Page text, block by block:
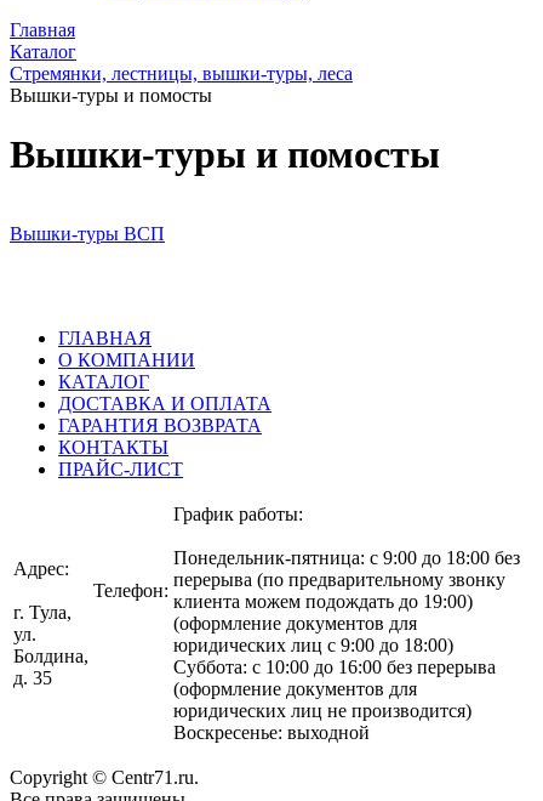
Главная
Каталог
Стремянки, лестницы, вышки-туры, леса
Вышки-туры и помосты
Вышки-туры и помосты
Вышки-туры ВСП
ГЛАВНАЯ
О КОМПАНИИ
КАТАЛОГ
ДОСТАВКА И ОПЛАТА
ГАРАНТИЯ ВОЗВРАТА
КОНТАКТЫ
ПРАЙС-ЛИСТ
Адрес:
г. Тула,
ул.
Болдина,
д. 35
Телефон:
График работы:
Понедельник-пятница: с 9:00 до 18:00 без
перерыва (по предварительному звонку
клиента можем подождать до 19:00)
(оформление документов для
юридических лиц с 9:00 до 18:00)
Суббота: с 10:00 до 16:00 без перерыва
(оформление документов для
юридических лиц не производится)
Воскресенье: выходной
Copyright © Centr71.ru.